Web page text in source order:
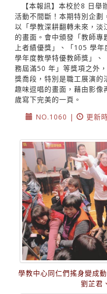
【本報訊】本校於8 日
活動不間斷！本期特別企劃
以「學教深耕翻轉未來，淡
的畫面。會中頒發「教師
上者績優獎」、「105 學
學年度教學特優教師獎」
務屆滿50 年」等獎項之外
獎喬段，特別是職工展演的
趣味逗唱的畫面，藉由影像
歲寫下完美的一頁。
NO.1060 |
更新
學教中心同仁們搖身變成
劉芷君